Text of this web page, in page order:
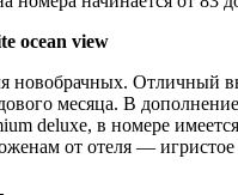
ocean view
новобрачных. Отличный
месяца. В
deluxe, в номере
от отеля —